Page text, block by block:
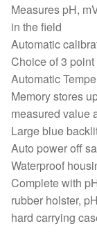
Measures pH,
in the field
Automatic
Choice of 3
Automatic
Memory stores
measured value
Large blue
Auto power off
Waterproof
Complete with
rubber holster,
hard carrying